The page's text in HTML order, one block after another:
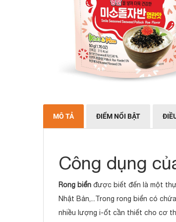
MÔ TẢ ĐIỂM NỔI BẬT
Công dụng
Rong biển được biết đến là một
Nhật Bản,...Trong rong biển có
nhiều lượng i-ốt cần thiết cho cơ